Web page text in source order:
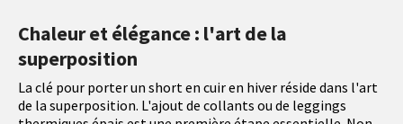
Chaleur et élégance : l'art de la
superposition
La clé pour porter un short en cuir en hiver réside dans l'art
de la superposition. L'ajout de collants ou de leggings